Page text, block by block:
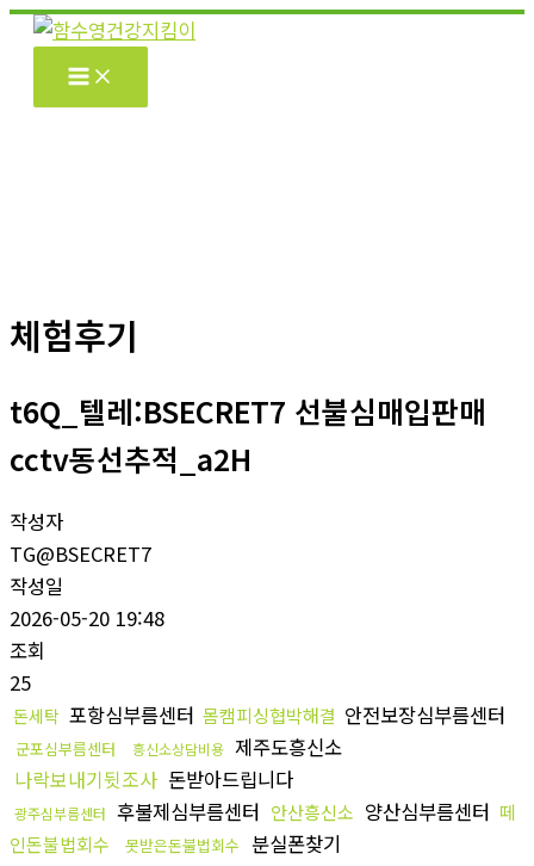
콘
체험후기
t6Q_텔레:BSECRET7 선불심매입판매
cctv동선추적_a2H
작성자
TG@BSECRET7
작성일
2026-05-20 19:48
조회
25
돈세탁 포항심부름센터 몸캠피싱협박해결 안전보장심부름센터
군포심부름센터 흥신소상담비용 제주도흥신소
나락보내기뒷조사 돈받아드립니다
광주심부름센터 후불제심부름센터 안산흥신소 양산심부름센터 떼
인돈불법회수
못받은돈불법회수 분실폰찾기